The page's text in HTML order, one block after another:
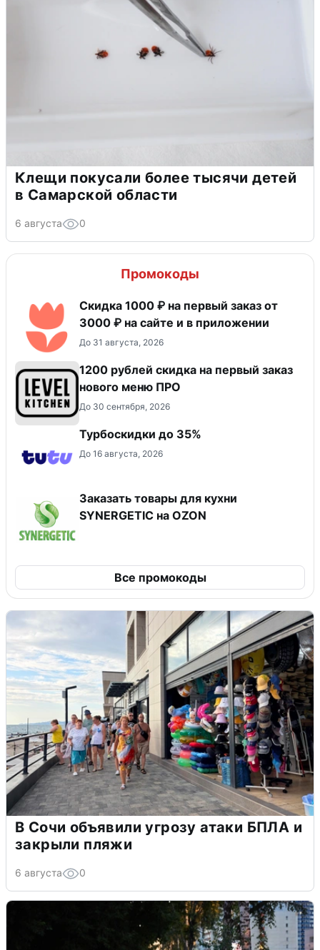
Клещи покусали более тысячи детей
в Самарской области
6 августа 0
Промокоды
Скидка 1000 ₽ на первый заказ от
3000 ₽ на сайте и в приложении
До 31 августа, 2026
​1200 рублей скидка на первый заказ
нового меню ПРО
До 30 сентября, 2026
Турбоскидки до 35%
До 16 августа, 2026
Заказать товары для кухни
SYNERGETIC на OZON
Все промокоды
В Сочи объявили угрозу атаки БПЛА и
закрыли пляжи
6 августа 0